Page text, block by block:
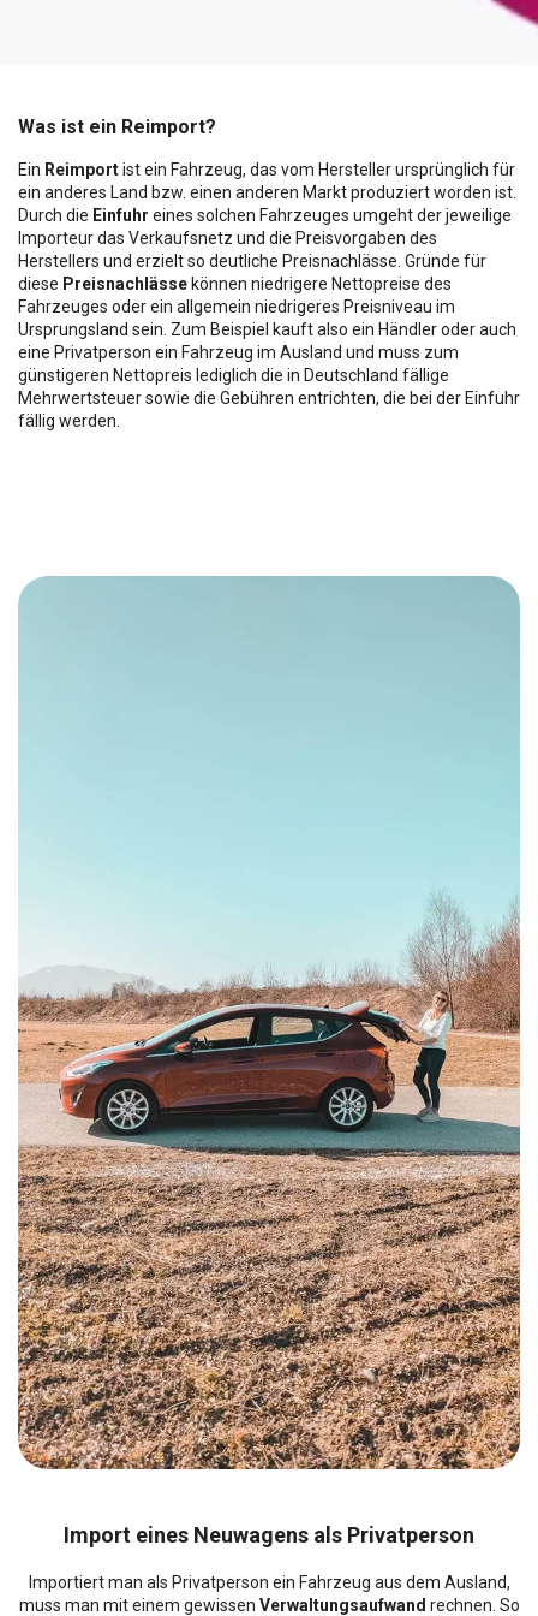
Was ist ein Reimport?
Ein Reimportist ein Fahrzeug, das vom Hersteller ursprünglich für
ein anderes Land bzw. einen anderen Markt produziert worden ist.
Durch die Einfuhr eines solchen Fahrzeuges umgeht der jeweilige
Importeur das Verkaufsnetz und die Preisvorgaben des
Herstellers und erzielt so deutliche Preisnachlässe. Gründe für
diese Preisnachlässe können niedrigere Nettopreise des
Fahrzeuges oder ein allgemein niedrigeres Preisniveau im
Ursprungsland sein. Zum Beispiel kauft also ein Händler oder auch
eine Privatperson ein Fahrzeug im Ausland und muss zum
günstigeren Nettopreis lediglich die in Deutschland fällige
Mehrwertsteuer sowie die Gebühren entrichten, die bei der Einfuhr
fällig werden.
Import eines Neuwagens als Privatperson
Importiert man als Privatperson ein Fahrzeug aus dem Ausland,
muss man mit einem gewissen Verwaltungsaufwand rechnen. So